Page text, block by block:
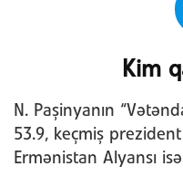
Kim
N. Paşinyanın
53.9, keçmiş
Ermənistan Alyansı